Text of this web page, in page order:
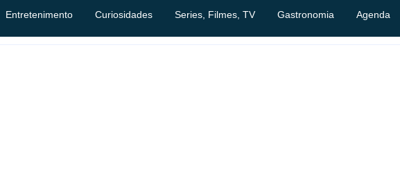
Entretenimento Curiosidades Series, Filmes, TV Gastronomia Agenda